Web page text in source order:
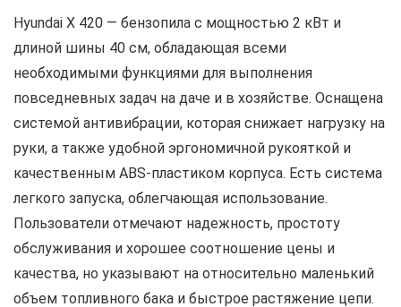
Hyundai X 420 — бензопила с мощностью 2 кВт и
длиной шины 40 см, обладающая всеми
необходимыми функциями для выполнения
повседневных задач на даче и в хозяйстве. Оснащена
системой антивибрации, которая снижает нагрузку на
руки, а также удобной эргономичной рукояткой и
качественным ABS-пластиком корпуса. Есть система
легкого запуска, облегчающая использование.
Пользователи отмечают надежность, простоту
обслуживания и хорошее соотношение цены и
качества, но указывают на относительно маленький
объем топливного бака и быстрое растяжение цепи.